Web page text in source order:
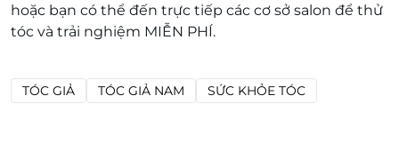
hoặc bạn có thể đến trực tiếp các cơ sở salon để thử
tóc và trải nghiệm MIỄN PHÍ.
TÓC GIẢ TÓC GIẢ NAM SỨC KHỎE TÓC